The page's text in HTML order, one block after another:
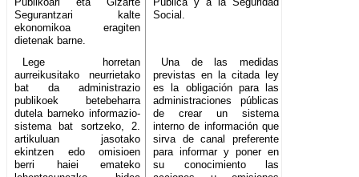
Segurantzari kalte
ekonomikoa eragiten
dietenak barne.
Social.
Lege horretan
aurreikusitako neurrietako
bat da administrazio
publikoek betebeharra
dutela barneko informazio-
sistema bat sortzeko, 2.
artikuluan jasotako
ekintzen edo omisioen
berri haiei emateko
Una de las medidas
previstas en la citada ley
es la obligación para las
administraciones públicas
de crear un sistema
interno de información que
sirva de canal preferente
para informar y poner en
su conocimiento las